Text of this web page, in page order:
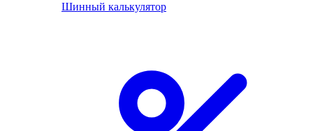
Шинный калькулятор